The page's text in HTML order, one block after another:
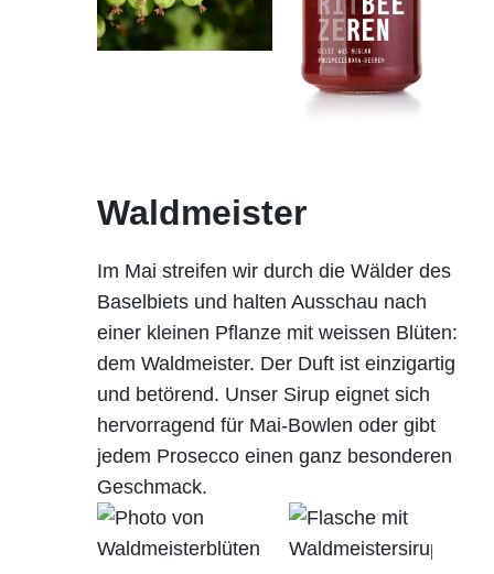
Waldmeister
Im Mai streifen wir durch die Wälder des
Baselbiets und halten Ausschau nach
einer kleinen Pflanze mit weissen Blüten:
dem Waldmeister. Der Duft ist einzigartig
und betörend. Unser Sirup eignet sich
hervorragend für Mai-Bowlen oder gibt
jedem Prosecco einen ganz besonderen
Geschmack.